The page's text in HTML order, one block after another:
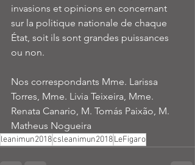
invasions et opinions en concernant
sur la politique nationale de chaque
État, soit ils sont grandes puissances
ou non.
Nos correspondants Mme. Larissa
Torres, Mme. Livia Teixeira, Mme.
Renata Canario, M. Tomás Paixão, M.
Matheus Nogueira
leanimun2018csleanimun2018LeFigaro